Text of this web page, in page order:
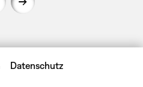
Datenschutz